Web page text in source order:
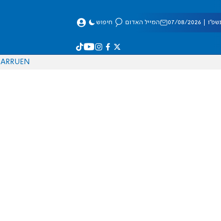
08/2026 המייל האדום חיפוש
EN
RU
AR